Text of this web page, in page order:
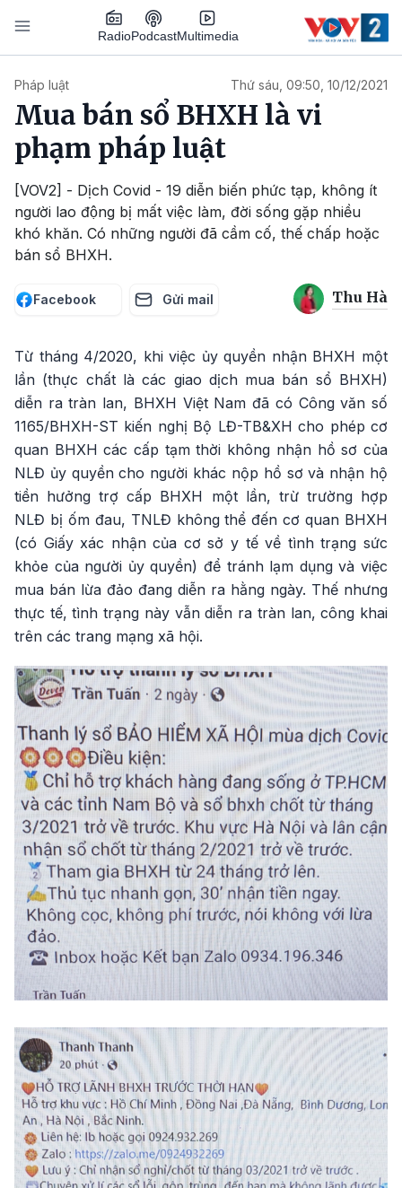
Nhảy đến nội dung
RadioPodcastMultimedia
Pháp luật Thứ sáu, 09:50, 10/12/2021
Mua bán sổ BHXH là vi
phạm pháp luật
[VOV2] - Dịch Covid - 19 diễn biến phức tạp, không ít
người lao động bị mất việc làm, đời sống gặp nhiều
khó khăn. Có những người đã cầm cố, thế chấp hoặc
bán sổ BHXH.
Facebook Gửi mail Thu Hà
Từ tháng 4/2020, khi việc ủy quyền nhận BHXH một
lần (thực chất là các giao dịch mua bán sổ BHXH)
diễn ra tràn lan, BHXH Việt Nam đã có Công văn số
1165/BHXH-ST kiến nghị Bộ LĐ-TB&XH cho phép cơ
quan BHXH các cấp tạm thời không nhận hồ sơ của
NLĐ ủy quyền cho người khác nộp hồ sơ và nhận hộ
tiền hưởng trợ cấp BHXH một lần, trừ trường hợp
NLĐ bị ốm đau, TNLĐ không thể đến cơ quan BHXH
(có Giấy xác nhận của cơ sở y tế về tình trạng sức
khỏe của người ủy quyền) để tránh lạm dụng và việc
mua bán lừa đảo đang diễn ra hằng ngày. Thế nhưng
thực tế, tình trạng này vẫn diễn ra tràn lan, công khai
trên các trang mạng xã hội.